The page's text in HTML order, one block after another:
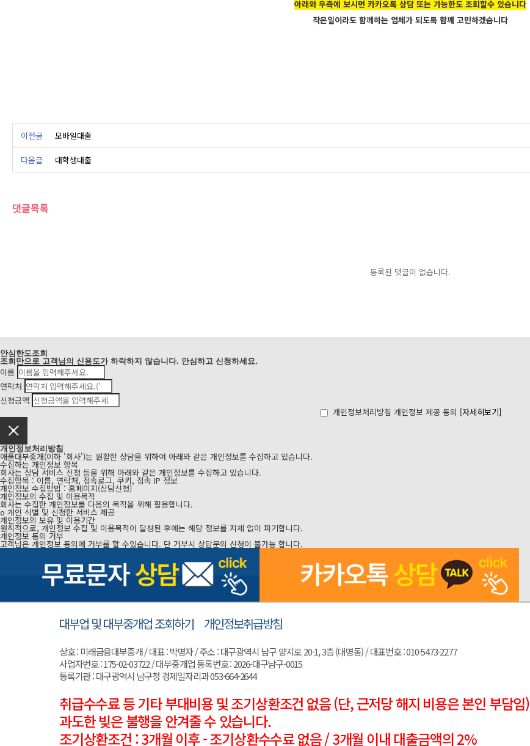
아래와 우측에 보시면 카카오톡 상담 또는 가능한도 조회할수 있습니다
작은일이라도 함께하는 업체가 되도록 함께 고민하겠습니다
이전글 모바일대출
다음글 대학생대출
댓글목록
등록된 댓글이 없습니다.
안심 한도조회
조회만으로 고객님의 신용도가 하락하지 않습니다. 안심하고 신청하세요.
이름
연락처
신청금액
개인정보처리방침 개인정보 제공 동의 [자세히보기]
개인정보처리방침
애플대부중개(이하 '회사')는 원활한 상담을 위하여 아래와 같은 개인정보를 수집하고 있습니다.
수집하는 개인정보 항목
회사는 상담 서비스 신청 등을 위해 아래와 같은 개인정보를 수집하고 있습니다.
수집항목 : 이름, 연락처, 접속로그, 쿠키, 접속 IP 정보
개인정보 수집방법 : 홈페이지(상담신청)
개인정보의 수집 및 이용목적
회사는 수집한 개인정보를 다음의 목적을 위해 활용합니다.
ο 개인 식별 및 신청한 서비스 제공
개인정보의 보유 및 이용기간
원칙적으로, 개인정보 수집 및 이용목적이 달성된 후에는 해당 정보를 지체 없이 파기합니다.
개인정보 동의 거부
고객님은 개인정보 동의에 거부를 할 수있습니다. 단 거부시 상담문의 신청이 불가능 합니다.
대부업 및 대부중개업 조회하기 개인정보취급방침
상호 : 미래금융대부중개 / 대표 : 박명자 / 주소 : 대구광역시 남구 양지로 20-1, 3층 (대명동) / 대표번호 : 010-5473-2277
사업자번호 : 175-02-03722 / 대부중개업 등록번호 : 2026-대구남구-0015
등록기관 : 대구광역시 남구청 경제일자리과 053-664-2644
취급수수료 등 기타 부대비용 및 조기상환조건 없음 (단, 근저당 해지 비용은 본인 부담임)
과도한 빚은 불행을 안겨줄 수 있습니다.
조기상환조건 : 3개월 이후 - 조기상환수수료 없음 / 3개월 이내 대출금액의 2%